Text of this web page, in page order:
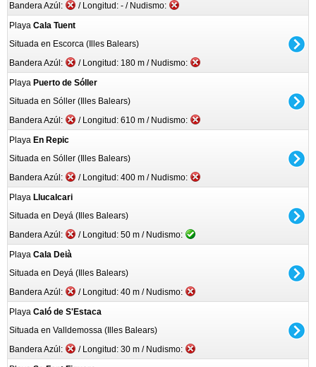
Bandera Azúl:
/ Longitud: - / Nudismo:
Playa Cala Tuent
Situada en Escorca (Illes Balears)
Bandera Azúl:
/ Longitud: 180 m / Nudismo:
Playa Puerto de Sóller
Situada en Sóller (Illes Balears)
Bandera Azúl:
/ Longitud: 610 m / Nudismo:
Playa En Repic
Situada en Sóller (Illes Balears)
Bandera Azúl:
/ Longitud: 400 m / Nudismo:
Playa Llucalcari
Situada en Deyá (Illes Balears)
Bandera Azúl:
/ Longitud: 50 m / Nudismo:
Playa Cala Deià
Situada en Deyá (Illes Balears)
Bandera Azúl:
/ Longitud: 40 m / Nudismo:
Playa Caló de S'Estaca
Situada en Valldemossa (Illes Balears)
Bandera Azúl:
/ Longitud: 30 m / Nudismo: